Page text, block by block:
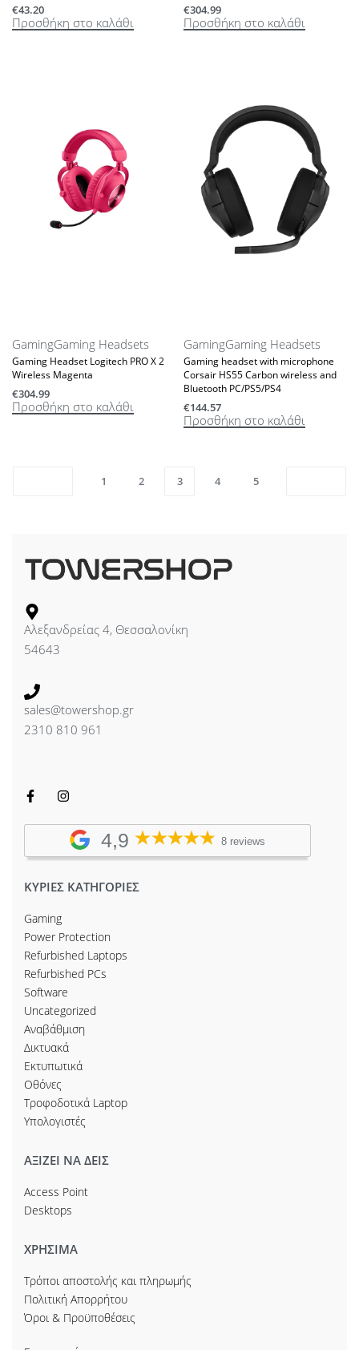
€43.20
Προσθήκη στο καλάθι
€304.99
Προσθήκη στο καλάθι
GamingGaming Headsets
Gaming Headset Logitech PRO X 2
Wireless Magenta
€304.99
Προσθήκη στο καλάθι
GamingGaming Headsets
Gaming headset with microphone
Corsair HS55 Carbon wireless and
Bluetooth PC/PS5/PS4
€144.57
Προσθήκη στο καλάθι
1 2 3 4 5
Αλεξανδρείας 4, Θεσσαλονίκη
54643
sales@towershop.gr
2310 810 961
4,9 8 reviews
ΚΥΡΙΕΣ ΚΑΤΗΓΟΡΙΕΣ
Gaming
Power Protection
Refurbished Laptops
Refurbished PCs
Software
Uncategorized
Αναβάθμιση
Δικτυακά
Εκτυπωτικά
Οθόνες
Τροφοδοτικά Laptop
Υπολογιστές
ΑΞΙΖΕΙ ΝΑ ΔΕΙΣ
Access Point
Desktops
ΧΡΗΣΙΜΑ
Τρόποι αποστολής και πληρωμής
Πολιτική Απορρήτου
Όροι & Προϋποθέσεις